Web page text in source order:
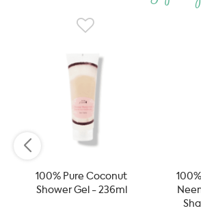
100% Pure Coconut
Shower Gel - 236ml